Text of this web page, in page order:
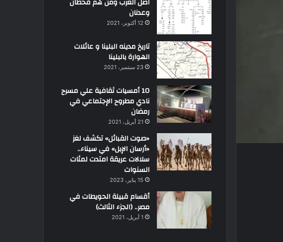
وعدنان
12 أكتوبر، 2021
تاريخ مدينه البلينا و عائلات
الهوارة بالبلينا
23 سبتمبر، 2021
10 أمسيات ثقافية علي مسرح
نادي مطروح الإجتماعي في
رمضان
21 أبريل، 2021
«صوت القبائل» تكشف لغز
«أرسان الإبل» في سيناء..
سلالات عريقة امتدت لمئات
السنوات
15 يناير، 2023
أقسام قبيلة الحويطات في
مصر.. (الجزء الثالث)
1 أبريل، 2021